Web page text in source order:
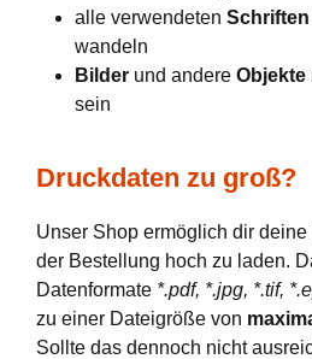
alle verwendeten Schriften
wandeln
Bilder und andere Objekte
sein
Druckdaten zu groß?
Unser Shop ermöglich dir
der Bestellung hoch zu laden.
Datenformate *.pdf, *.jpg, *.tif,
zu einer Dateigröße von
Sollte das dennoch nicht